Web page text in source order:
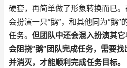
硬套，再简单做了形象转换而已
会扮演一只“鹅”，和其他同为“鹅
任务。 但团队中还会混入扮演其
会阻挠“鹅”团队完成任务，需要
并消灭，才能顺利完成任务目标。